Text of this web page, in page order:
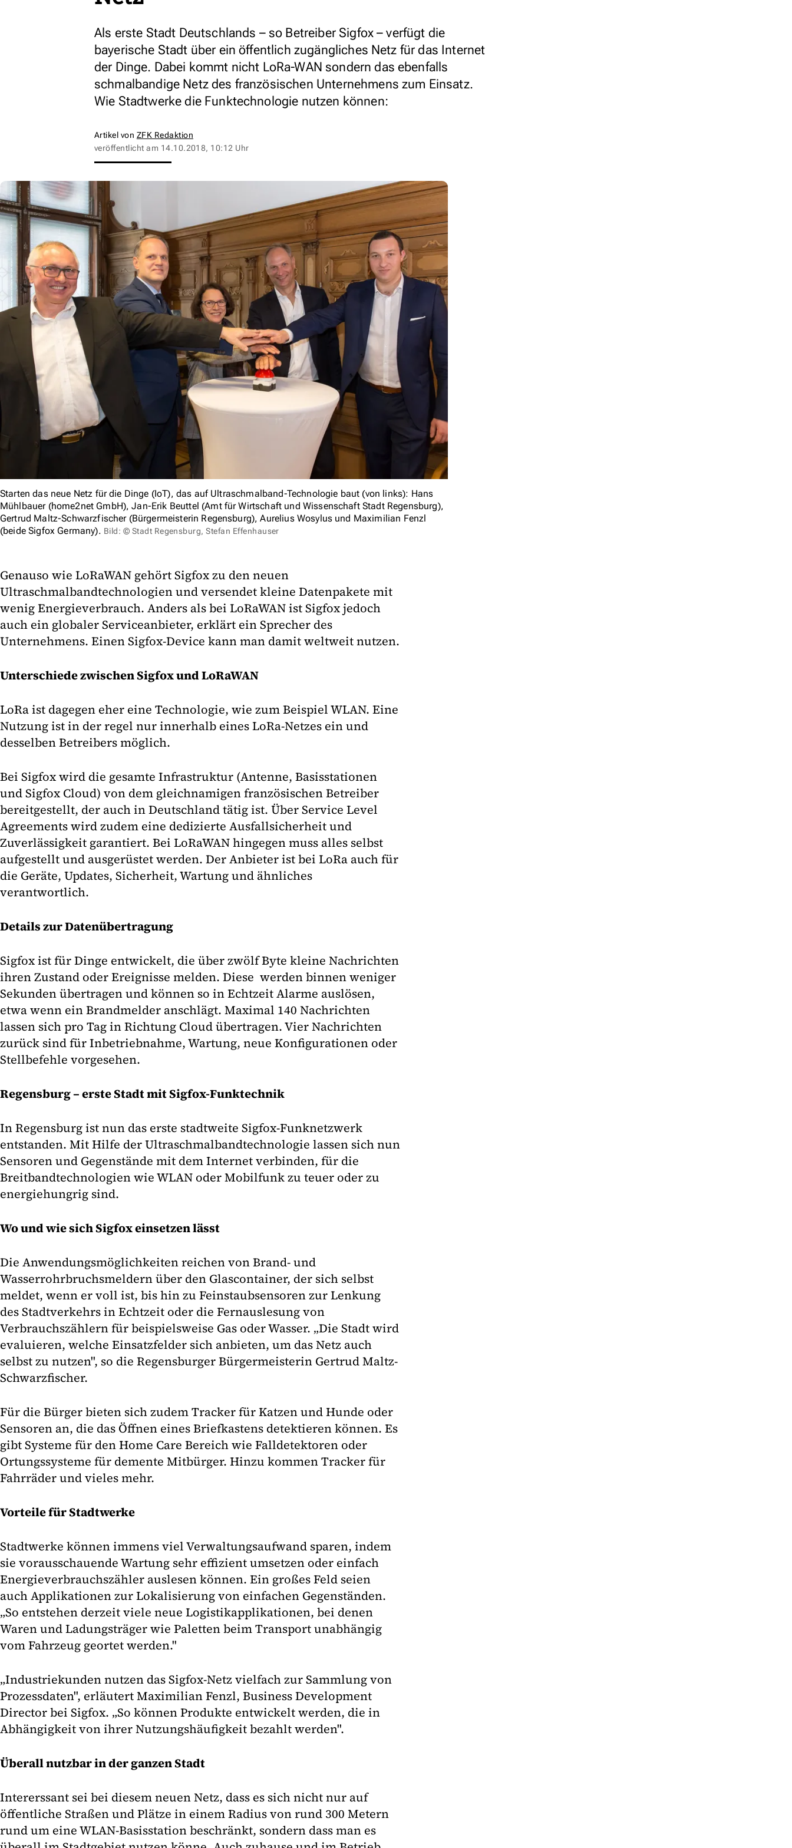
Als erste Stadt Deutschlands – so Betreiber Sigfox – verfügt die
bayerische Stadt über ein öffentlich zugängliches Netz für das Internet
der Dinge. Dabei kommt nicht LoRa-WAN sondern das ebenfalls
schmalbandige Netz des französischen Unternehmens zum Einsatz.
Wie Stadtwerke die Funktechnologie nutzen können:
Artikel von ZFK Redaktion
veröffentlicht am 14.10.2018, 10:12 Uhr
Starten das neue Netz für die Dinge (IoT), das auf Ultraschmalband-Technologie baut (von links): Hans
Mühlbauer (home2net GmbH), Jan-Erik Beuttel (Amt für Wirtschaft und Wissenschaft Stadt Regensburg),
Gertrud Maltz-Schwarzfischer (Bürgermeisterin Regensburg), Aurelius Wosylus und Maximilian Fenzl
(beide Sigfox Germany). Bild: © Stadt Regensburg, Stefan Effenhauser
Genauso wie LoRaWAN gehört Sigfox zu den neuen
Ultraschmalbandtechnologien und versendet kleine Datenpakete mit
wenig Energieverbrauch. Anders als bei LoRaWAN ist Sigfox jedoch
auch ein globaler Serviceanbieter, erklärt ein Sprecher des
Unternehmens. Einen Sigfox-Device kann man damit weltweit nutzen.
Unterschiede zwischen Sigfox und LoRaWAN
LoRa ist dagegen eher eine Technologie, wie zum Beispiel WLAN. Eine
Nutzung ist in der regel nur innerhalb eines LoRa-Netzes ein und
desselben Betreibers möglich.
Bei Sigfox wird die gesamte Infrastruktur (Antenne, Basisstationen
und Sigfox Cloud) von dem gleichnamigen französischen Betreiber
bereitgestellt, der auch in Deutschland tätig ist. Über Service Level
Agreements wird zudem eine dedizierte Ausfallsicherheit und
Zuverlässigkeit garantiert. Bei LoRaWAN hingegen muss alles selbst
aufgestellt und ausgerüstet werden. Der Anbieter ist bei LoRa auch für
die Geräte, Updates, Sicherheit, Wartung und ähnliches
verantwortlich.
Details zur Datenübertragung
Sigfox ist für Dinge entwickelt, die über zwölf Byte kleine Nachrichten
ihren Zustand oder Ereignisse melden. Diese werden binnen weniger
Sekunden übertragen und können so in Echtzeit Alarme auslösen,
etwa wenn ein Brandmelder anschlägt. Maximal 140 Nachrichten
lassen sich pro Tag in Richtung Cloud übertragen. Vier Nachrichten
zurück sind für Inbetriebnahme, Wartung, neue Konfigurationen oder
Stellbefehle vorgesehen.
Regensburg – erste Stadt mit Sigfox-Funktechnik
In Regensburg ist nun das erste stadtweite Sigfox-Funknetzwerk
entstanden. Mit Hilfe der Ultraschmalbandtechnologie lassen sich nun
Sensoren und Gegenstände mit dem Internet verbinden, für die
Breitbandtechnologien wie WLAN oder Mobilfunk zu teuer oder zu
energiehungrig sind.
Wo und wie sich Sigfox einsetzen lässt
Die Anwendungsmöglichkeiten reichen von Brand- und
Wasserrohrbruchsmeldern über den Glascontainer, der sich selbst
meldet, wenn er voll ist, bis hin zu Feinstaubsensoren zur Lenkung
des Stadtverkehrs in Echtzeit oder die Fernauslesung von
Verbrauchszählern für beispielsweise Gas oder Wasser. „Die Stadt wird
evaluieren, welche Einsatzfelder sich anbieten, um das Netz auch
selbst zu nutzen", so die Regensburger Bürgermeisterin Gertrud Maltz-
Schwarzfischer.
Für die Bürger bieten sich zudem Tracker für Katzen und Hunde oder
Sensoren an, die das Öffnen eines Briefkastens detektieren können. Es
gibt Systeme für den Home Care Bereich wie Falldetektoren oder
Ortungssysteme für demente Mitbürger. Hinzu kommen Tracker für
Fahrräder und vieles mehr.
Vorteile für Stadtwerke
Stadtwerke können immens viel Verwaltungsaufwand sparen, indem
sie vorausschauende Wartung sehr effizient umsetzen oder einfach
Energieverbrauchszähler auslesen können. Ein großes Feld seien
auch Applikationen zur Lokalisierung von einfachen Gegenständen.
„So entstehen derzeit viele neue Logistikapplikationen, bei denen
Waren und Ladungsträger wie Paletten beim Transport unabhängig
vom Fahrzeug geortet werden."
„Industriekunden nutzen das Sigfox-Netz vielfach zur Sammlung von
Prozessdaten", erläutert Maximilian Fenzl, Business Development
Director bei Sigfox. „So können Produkte entwickelt werden, die in
Abhängigkeit von ihrer Nutzungshäufigkeit bezahlt werden".
Überall nutzbar in der ganzen Stadt
Intererssant sei bei diesem neuen Netz, dass es sich nicht nur auf
öffentliche Straßen und Plätze in einem Radius von rund 300 Metern
rund um eine WLAN-Basisstation beschränkt, sondern dass man es